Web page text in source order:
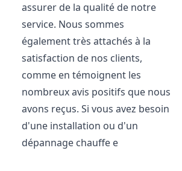
assurer de la qualité de notre
service. Nous sommes
également très attachés à la
satisfaction de nos clients,
comme en témoignent les
nombreux avis positifs que nous
avons reçus. Si vous avez besoin
d'une installation ou d'un
dépannage chauffe e